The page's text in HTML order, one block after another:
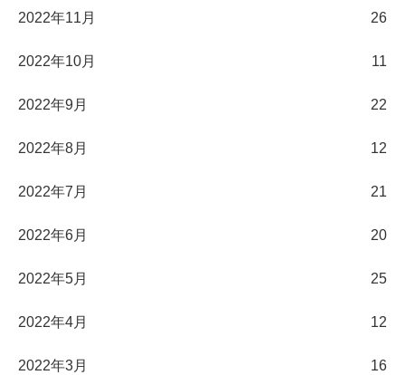
2022年11月 26
2022年10月 11
2022年9月 22
2022年8月 12
2022年7月 21
2022年6月 20
2022年5月 25
2022年4月 12
2022年3月 16